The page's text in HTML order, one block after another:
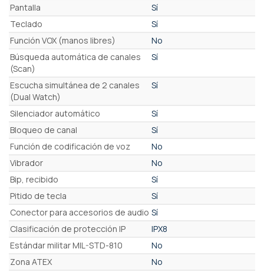
Pantalla
Sí
Teclado
Sí
Función VOX (manos libres)
No
Búsqueda automática de canales
(Scan)
Sí
Escucha simultánea de 2 canales
(Dual Watch)
Sí
Silenciador automático
Sí
Bloqueo de canal
Sí
Función de codificación de voz
No
Vibrador
No
Bip, recibido
Sí
Pitido de tecla
Sí
Conector para accesorios de audio Sí
Clasificación de protección IP
IPX8
Estándar militar MIL-STD-810
No
Zona ATEX
No